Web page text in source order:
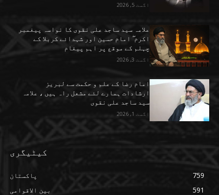
اگست 5, 2026
علامہ سید ساجد علی نقوی کا نواسہ پیغمبر
اکرم ۖ امام حسین اور شہدائے کربلا کے
چہلم کے موقع پر اہم پیغام
اگست 3, 2026
امام رضا کے علم و حکمت سے لبریز
ارشادات ہمارے لئے مشعل راہ ہیں ، علامہ
سید ساجد علی نقوی
اگست 1, 2026
کیٹیگری
پاکستان
759
بین الاقوامی
591